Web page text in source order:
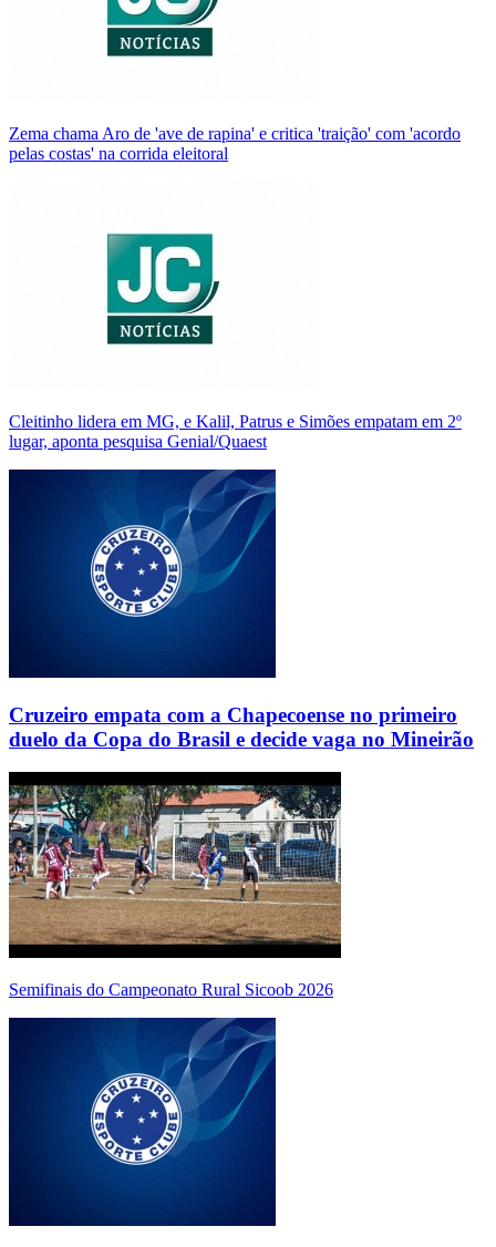
Zema chama Aro de 'ave de rapina' e critica 'traição' com 'acordo
pelas costas' na corrida eleitoral
Cleitinho lidera em MG, e Kalil, Patrus e Simões empatam em 2º
lugar, aponta pesquisa Genial/Quaest
Cruzeiro empata com a Chapecoense no primeiro
duelo da Copa do Brasil e decide vaga no Mineirão
Semifinais do Campeonato Rural Sicoob 2026